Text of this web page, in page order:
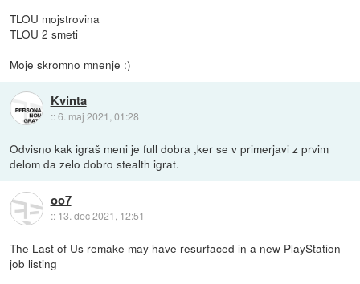
TLOU mojstrovina
TLOU 2 smeti
Moje skromno mnenje :)
Kvinta
::6. maj 2021, 01:28
Odvisno kak igraš meni je full dobra ,ker se v primerjavi z prvim
delom da zelo dobro stealth igrat.
oo7
:: 13. dec 2021, 12:51
The Last of Us remake may have resurfaced in a new PlayStation
job listing